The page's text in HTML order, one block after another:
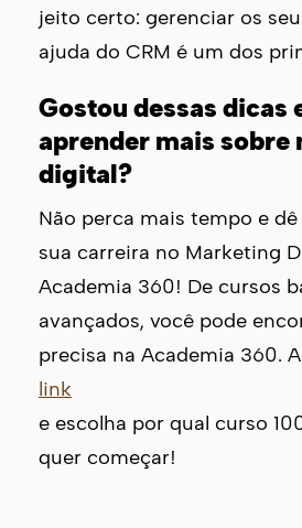
jeito certo: gerenciar os
ajuda do CRM é um dos
Gostou dessas dicas
aprender mais
digital?
Não perca mais tempo e
sua carreira no Marketing
Academia 360! De cursos
avançados, você pode
precisa na Academia 360.
link
e escolha por qual curso
quer começar!